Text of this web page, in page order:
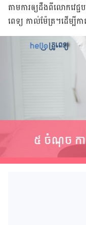
តាម​ការ​ឲ្យ​ដឹង​ពី​លោក​វេជ្ជ
ពេទ្យ កាល់ម៉ែត្រ។​ដើម្បី​ក